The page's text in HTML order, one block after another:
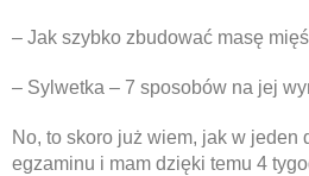
– Jak szybko zbudować masę
– Sylwetka – 7 sposobów na jej
No, to skoro już wiem, jak w jeden
egzaminu i mam dzięki temu 4